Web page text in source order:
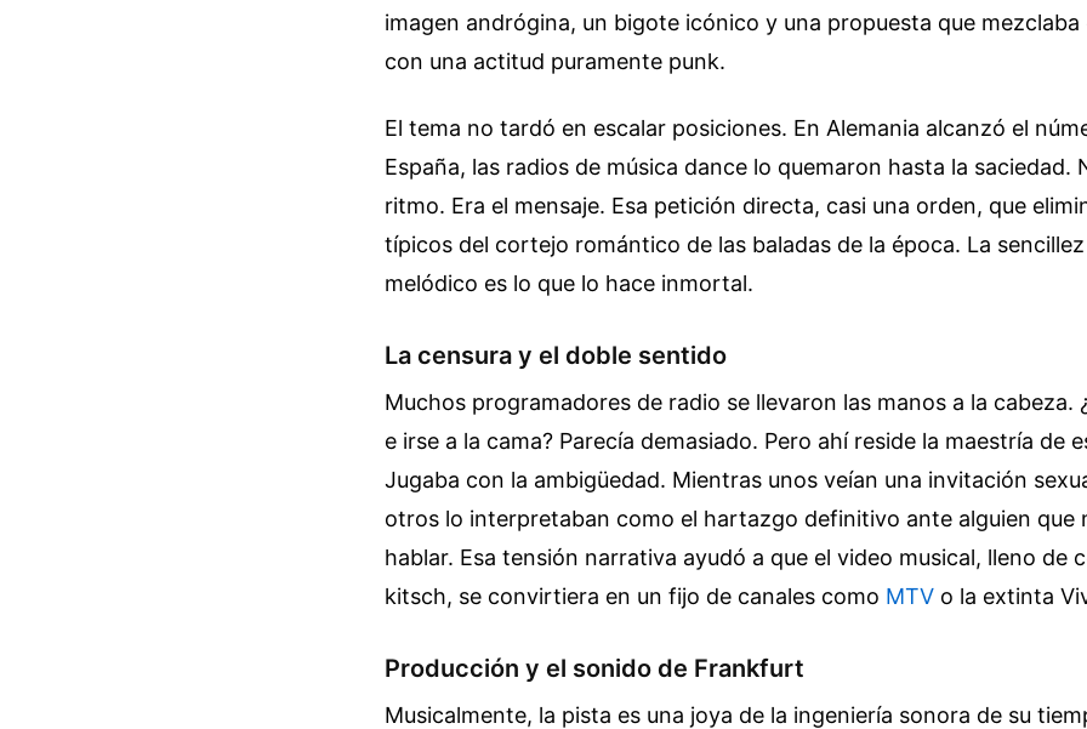
imagen andrógina, un bigote icónico y una propuesta que
con una actitud puramente punk.
El tema no tardó en escalar posiciones. En Alemania alcanzó el
España, las radios de música dance lo quemaron hasta la saciedad.
ritmo. Era el mensaje. Esa petición directa, casi una orden, que
típicos del cortejo romántico de las baladas de la época. La
melódico es lo que lo hace inmortal.
La censura y el doble sentido
Muchos programadores de radio se llevaron las manos a la cabeza.
e irse a la cama? Parecía demasiado. Pero ahí reside la maestría de
Jugaba con la ambigüedad. Mientras unos veían una invitación
otros lo interpretaban como el hartazgo definitivo ante alguien que
hablar. Esa tensión narrativa ayudó a que el video musical, lleno de
kitsch, se convirtiera en un fijo de canales como MTV o la extinta
Producción y el sonido de Frankfurt
Musicalmente, la pista es una joya de la ingeniería sonora de su